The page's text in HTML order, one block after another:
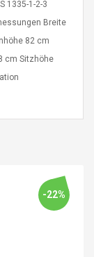
2a
De
2835
Luces De
De
1335-1-2-3
Breite
82 cm
cm Sitzhöhe
-22%